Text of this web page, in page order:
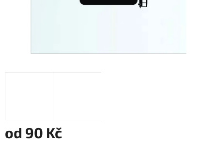
od 90 Kč